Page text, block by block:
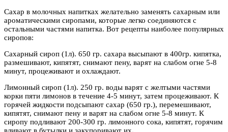
Сахар в молочных напитках желательно заменять сахарным или
ароматическими сиропами, которые легко соединяются с
остальными частями напитка. Вот рецепты наиболее популярных
сиропов:
Сахарный сироп (1л). 650 гр. сахара высыпают в 400гр. кипятка,
размешивают, кипятят, снимают пену, варят на слабом огне 5-8
минут, процеживают и охлаждают.
Лимонный сироп (1л). 250 гр. воды варят с желтыми частями
корки пяти лимонов в течение 4-5 минут, затем процеживают. К
горячей жидкости подсыпают сахар (650 гр.), перемешивают,
кипятят, снимают пену и варят на слабом огне 5-8 минут. К
сиропу подливают 200-300 гр. лимонного сока, кипятят, горячим
вливают в бутылки и закупоривают их.